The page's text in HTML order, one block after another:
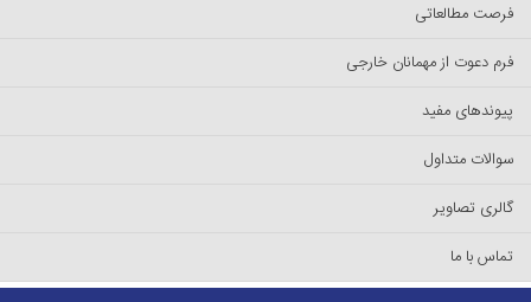
فرصت مطالعاتی
فرم دعوت از مهمانان خارجی
پیوندهای مفید
سوالات متداول
گالری تصاویر
تماس با ما